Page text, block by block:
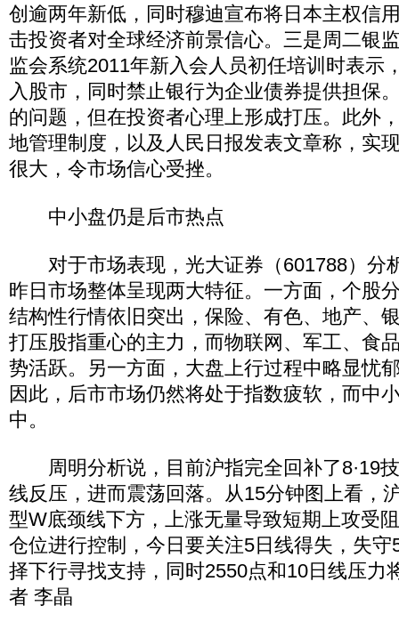
创逾两年新低，同时穆迪宣布将日本主权信
击投资者对全球经济前景信心。三是周二银
监会系统2011年新入会人员初任培训时表示
入股市，同时禁止银行为企业债券提供担保
的问题，但在投资者心理上形成打压。此外
地管理制度，以及人民日报发表文章称，实
很大，令市场信心受挫。
中小盘仍是后市热点
对于市场表现，光大证券（601788）分
昨日市场整体呈现两大特征。一方面，个股
结构性行情依旧突出，保险、有色、地产、
打压股指重心的主力，而物联网、军工、食
势活跃。另一方面，大盘上行过程中略显忧
因此，后市市场仍然将处于指数疲软，而中
中。
周明分析说，目前沪指完全回补了8·19
线反压，进而震荡回落。从15分钟图上看，
型W底颈线下方，上涨无量导致短期上攻受
仓位进行控制，今日要关注5日线得失，失
择下行寻找支持，同时2550点和10日线压力
者 李晶